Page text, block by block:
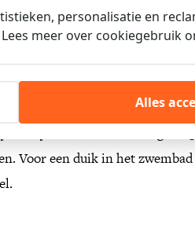
zoals de daglichtlamp,
waardevolle spullen. Via de
kamer. Op de kamer is een
Voor een duik in het
personalisatie en
meer over cookiegebruik
Alles